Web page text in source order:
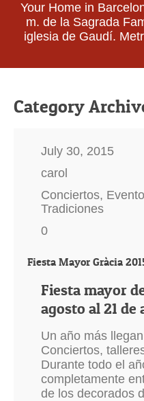
Your Home in
m. de la Sagrada
iglesia de Gaudí.
Category
July 30, 2015
carol
Conciertos,
Tradiciones
0
Fiesta Mayor Gràcia
Fiesta mayor
agosto al 21 de
Un año más
Conciertos,
Durante todo el
completamente
de los decorados